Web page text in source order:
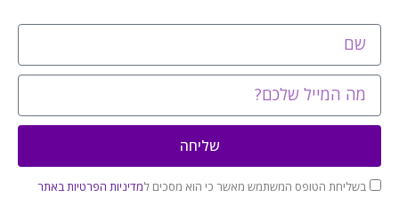
בשליחת הטופס המשתמש מאשר כי הוא מסכים למדיניות הפרטיות באתר
שליחה